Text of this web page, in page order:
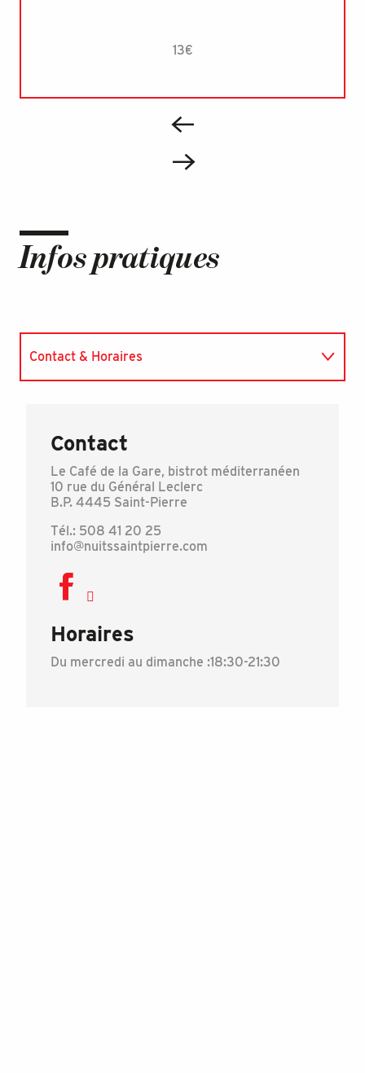
13€
Infos pratiques
Contact & Horaires
Contact
Le Café de la Gare, bistrot méditerranéen
10 rue du Général Leclerc
B.P. 4445 Saint-Pierre
Tél.: 508 41 20 25
info@nuitssaintpierre.com
Horaires
Du mercredi au dimanche :18:30-21:30